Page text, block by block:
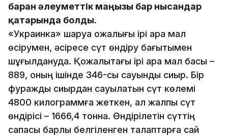
барған әлеуметтік маңызы бар нысандар
қатарында болды.
«Украинка» шаруа қожалығы ірі қара мал
өсірумен, әсіресе сүт өндіру бағытымен
шұғылдануда. Қожалықтағы ірі қара мал басы –
889, оның ішінде 346-сы сауынды сиыр. Бір
фураждық сиырдан сауылатын сүт көлемі
4800 килограммға жеткен, ал жалпы сүт
өндірісі – 1666,4 тонна. Өндірілетін сүттің
сапасы барлық белгіленген талаптарға сай